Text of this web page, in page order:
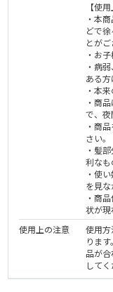
【使
・本
どで
とがご
・お
・病
ある
・本
・商
で、夜
・商
さい。
・髪
利なも
・使
を見な
・商
状が現
使用上の注意
使用
りま
品が
してく